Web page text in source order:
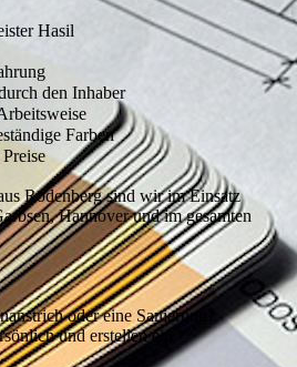
Hasil
den Inhaber
Farben
Rodenberg sind wir im Einsatz
Hannover und im gesamten
oder eine Sanierung?
und erstellen ein